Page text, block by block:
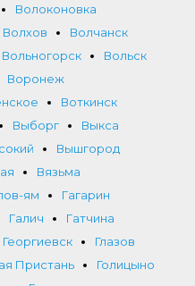
Волоконовка
Волхов
Волчанск
Вольногорск
Вольск
Воронеж
Воткинск
Выборг
Выкса
Вышгород
Вязьма
ям
Гагарин
Галич
Гатчина
Георгиевск
Глазов
Пристань
Голицыно